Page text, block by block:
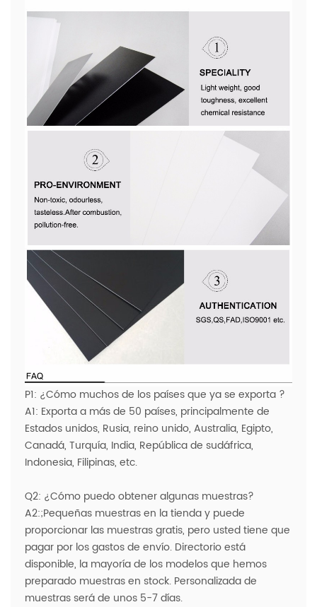
P1: ¿Cómo muchos de los países que ya se exporta ?
A1: Exporta a más de 50 países, principalmente de
Estados unidos, Rusia, reino unido, Australia, Egipto,
Canadá, Turquía, India, República de sudáfrica,
Indonesia, Filipinas, etc.
Q2: ¿Cómo puedo obtener algunas muestras?
A2:;Pequeñas muestras en la tienda y puede
proporcionar las muestras gratis, pero usted tiene que
pagar por los gastos de envío. Directorio está
disponible, la mayoría de los modelos que hemos
preparado muestras en stock. Personalizada de
muestras será de unos 5-7 días.